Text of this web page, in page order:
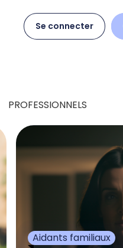
Se connecter
PROFESSIONNELS
Aidants familiaux